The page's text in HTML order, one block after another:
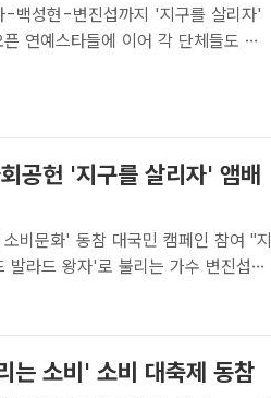
백성현-변진섭까지 '지구를 살리자'
스
이어가고 있다. 오는 5월13일 오픈
공헌 '지구를 살리자' 앰배
비문화' 동참 대국민 캠페인 참여 "지
로운 소비 문화를 이끈다. /마운틴
는 소비' 소비 대축제 동참